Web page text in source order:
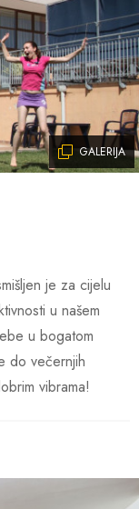
www.diving-
bicikli
bike.com
GALERIJA
je za cijelu
u našem
u bogatom
do večernjih
vibrama!